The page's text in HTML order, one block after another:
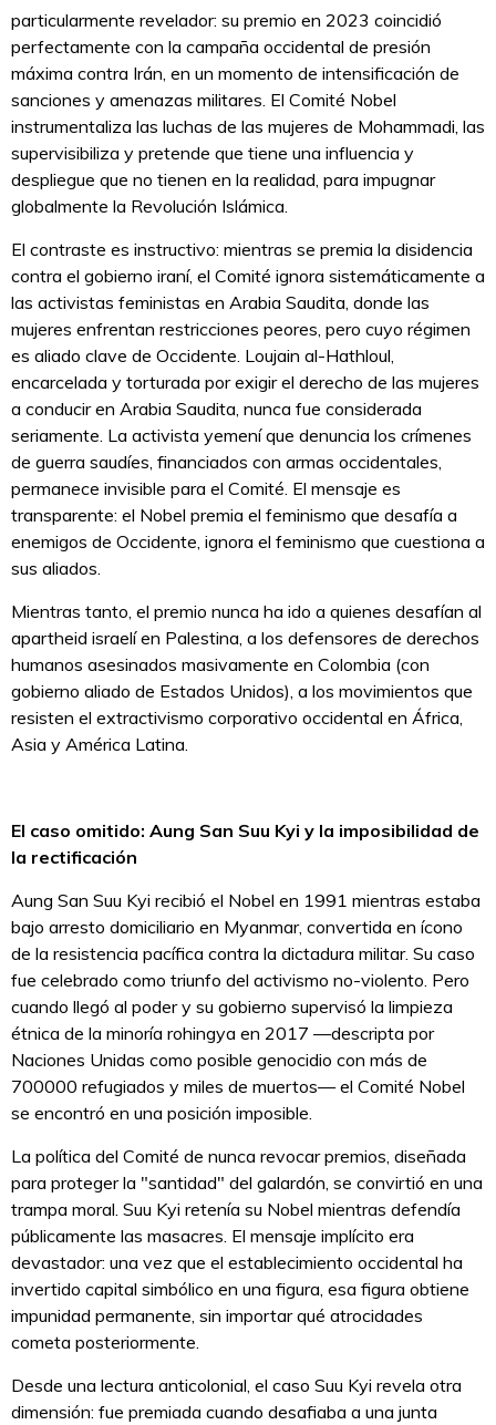
particularmente revelador: su premio en 2023 coincidió
perfectamente con la campaña occidental de presión
máxima contra Irán, en un momento de intensificación de
sanciones y amenazas militares. El Comité Nobel
instrumentaliza las luchas de las mujeres de Mohammadi, las
supervisibiliza y pretende que tiene una influencia y
despliegue que no tienen en la realidad, para impugnar
globalmente la Revolución Islámica.
El contraste es instructivo: mientras se premia la disidencia
contra el gobierno iraní, el Comité ignora sistemáticamente a
las activistas feministas en Arabia Saudita, donde las
mujeres enfrentan restricciones peores, pero cuyo régimen
es aliado clave de Occidente. Loujain al-Hathloul,
encarcelada y torturada por exigir el derecho de las mujeres
a conducir en Arabia Saudita, nunca fue considerada
seriamente. La activista yemení que denuncia los crímenes
de guerra saudíes, financiados con armas occidentales,
permanece invisible para el Comité. El mensaje es
transparente: el Nobel premia el feminismo que desafía a
enemigos de Occidente, ignora el feminismo que cuestiona a
sus aliados.
Mientras tanto, el premio nunca ha ido a quienes desafían al
apartheid israelí en Palestina, a los defensores de derechos
humanos asesinados masivamente en Colombia (con
gobierno aliado de Estados Unidos), a los movimientos que
resisten el extractivismo corporativo occidental en África,
Asia y América Latina.
El caso omitido: Aung San Suu Kyi y la imposibilidad de
la rectificación
Aung San Suu Kyi recibió el Nobel en 1991 mientras estaba
bajo arresto domiciliario en Myanmar, convertida en ícono
de la resistencia pacífica contra la dictadura militar. Su caso
fue celebrado como triunfo del activismo no-violento. Pero
cuando llegó al poder y su gobierno supervisó la limpieza
étnica de la minoría rohingya en 2017 —descripta por
Naciones Unidas como posible genocidio con más de
700000 refugiados y miles de muertos— el Comité Nobel
se encontró en una posición imposible.
La política del Comité de nunca revocar premios, diseñada
para proteger la "santidad" del galardón, se convirtió en una
trampa moral. Suu Kyi retenía su Nobel mientras defendía
públicamente las masacres. El mensaje implícito era
devastador: una vez que el establecimiento occidental ha
invertido capital simbólico en una figura, esa figura obtiene
impunidad permanente, sin importar qué atrocidades
cometa posteriormente.
Desde una lectura anticolonial, el caso Suu Kyi revela otra
dimensión: fue premiada cuando desafiaba a una junta